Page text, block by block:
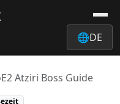
🌐DE
Atziri Boss Guide